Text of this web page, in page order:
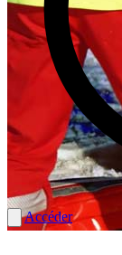
Accéder